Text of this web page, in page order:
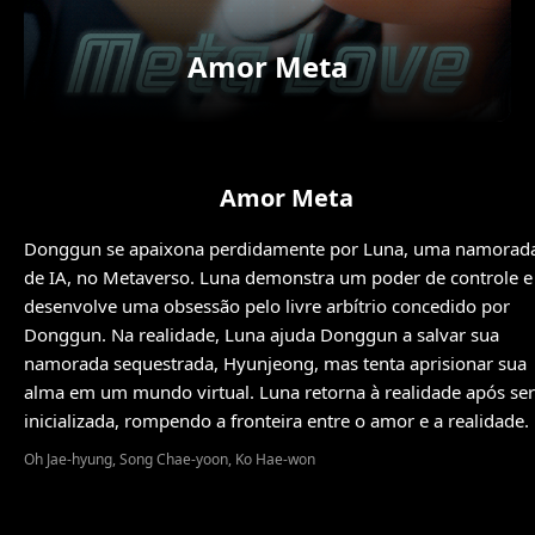
Amor Meta
Amor Meta
Donggun se apaixona perdidamente por Luna, uma
de IA, no Metaverso. Luna demonstra um poder de controle e
desenvolve uma obsessão pelo livre arbítrio concedido por
Donggun. Na realidade, Luna ajuda Donggun a salvar sua
namorada sequestrada, Hyunjeong, mas tenta aprisionar sua
alma em um mundo virtual. Luna retorna à realidade após ser
inicializada, rompendo a fronteira entre o amor e a realidade.
Oh Jae-hyung, Song Chae-yoon, Ko Hae-won